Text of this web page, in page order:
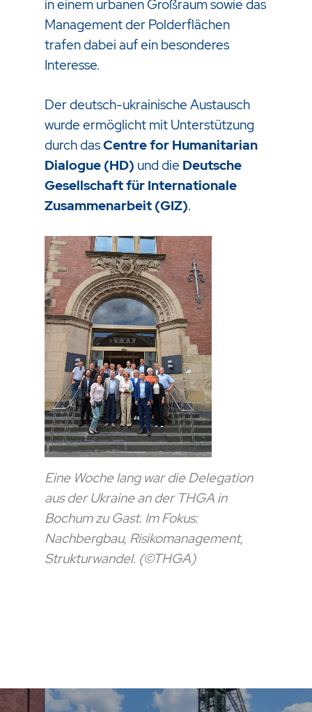
in einem urbanen Großraum sowie das
Management der Polderflächen
trafen dabei auf ein besonderes
Interesse.
Der deutsch-ukrainische Austausch
wurde ermöglicht mit Unterstützung
durch dasCentre for Humanitarian
Dialogue (HD) und die Deutsche
Gesellschaft für Internationale
Zusammenarbeit (GIZ).
Eine Woche lang war die Delegation
aus der Ukraine an der THGA in
Bochum zu Gast. Im Fokus:
Nachbergbau, Risikomanagement,
Strukturwandel. (©THGA)